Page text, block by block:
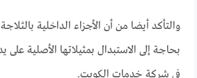
والتأكد أيضا من أن الأجزاء الداخلية
بحاجة إلى الاستبدال بمثيلاتها الأصلية
في شركة خدمات الكويت.